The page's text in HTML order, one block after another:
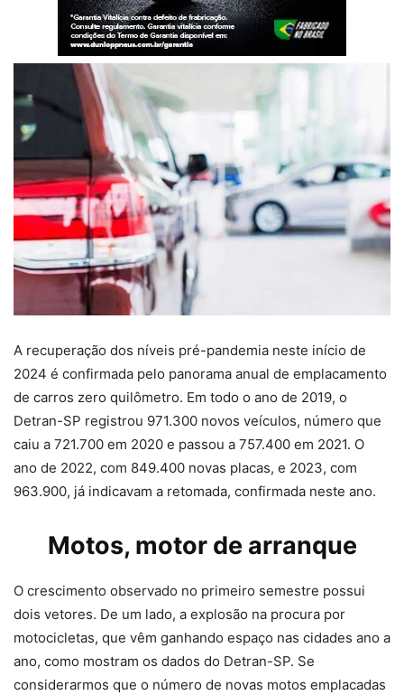
A recuperação dos níveis pré-pandemia neste início de
2024 é confirmada pelo panorama anual de emplacamento
de carros zero quilômetro. Em todo o ano de 2019, o
Detran-SP registrou 971.300 novos veículos, número que
caiu a 721.700 em 2020 e passou a 757.400 em 2021. O
ano de 2022, com 849.400 novas placas, e 2023, com
963.900, já indicavam a retomada, confirmada neste ano.
Motos, motor de arranque
O crescimento observado no primeiro semestre possui
dois vetores. De um lado, a explosão na procura por
motocicletas, que vêm ganhando espaço nas cidades ano a
ano, como mostram os dados do Detran-SP. Se
considerarmos que o número de novas motos emplacadas